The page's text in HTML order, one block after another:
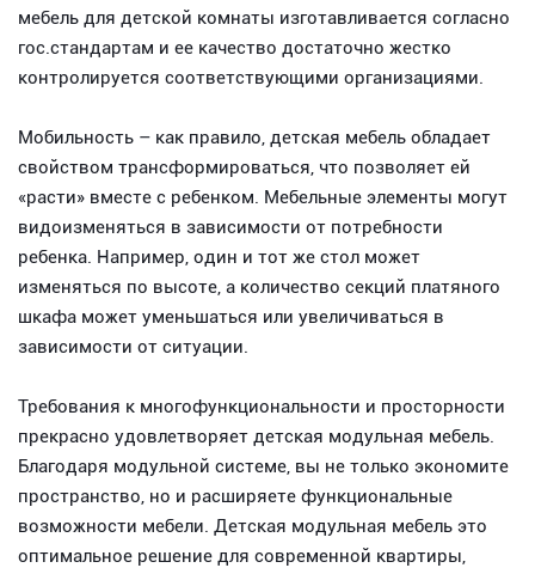
мебель для детской комнаты изготавливается согласно
гос.стандартам и ее качество достаточно жестко
контролируется соответствующими организациями.
Мобильность – как правило, детская мебель обладает
свойством трансформироваться, что позволяет ей
«расти» вместе с ребенком. Мебельные элементы могут
видоизменяться в зависимости от потребности
ребенка. Например, один и тот же стол может
изменяться по высоте, а количество секций платяного
шкафа может уменьшаться или увеличиваться в
зависимости от ситуации.
Требования к многофункциональности и просторности
прекрасно удовлетворяет детская модульная мебель.
Благодаря модульной системе, вы не только экономите
пространство, но и расширяете функциональные
возможности мебели. Детская модульная мебель это
оптимальное решение для современной квартиры,